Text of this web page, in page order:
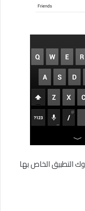
الفيس بوك التطبيق الخاص بها